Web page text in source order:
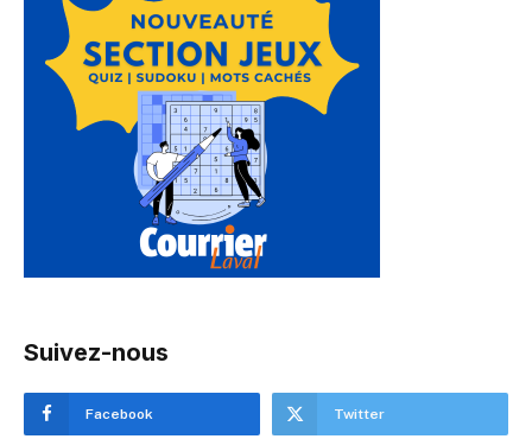
Suivez-nous
Facebook Twitter